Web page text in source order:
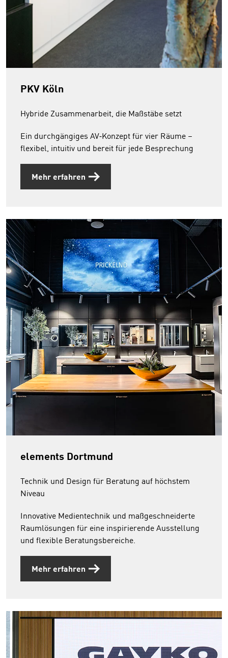
PKV Köln
Hybride Zusammenarbeit, die Maßstäbe setzt
Ein durchgängiges AV‑Konzept für vier Räume –
flexibel, intuitiv und bereit für jede Besprechung
Mehr erfahren
elements Dortmund
Technik und Design für Beratung auf höchstem
Niveau
Innovative Medientechnik und maßgeschneiderte
Raumlösungen für eine inspirierende Ausstellung
und flexible Beratungsbereiche.
Mehr erfahren